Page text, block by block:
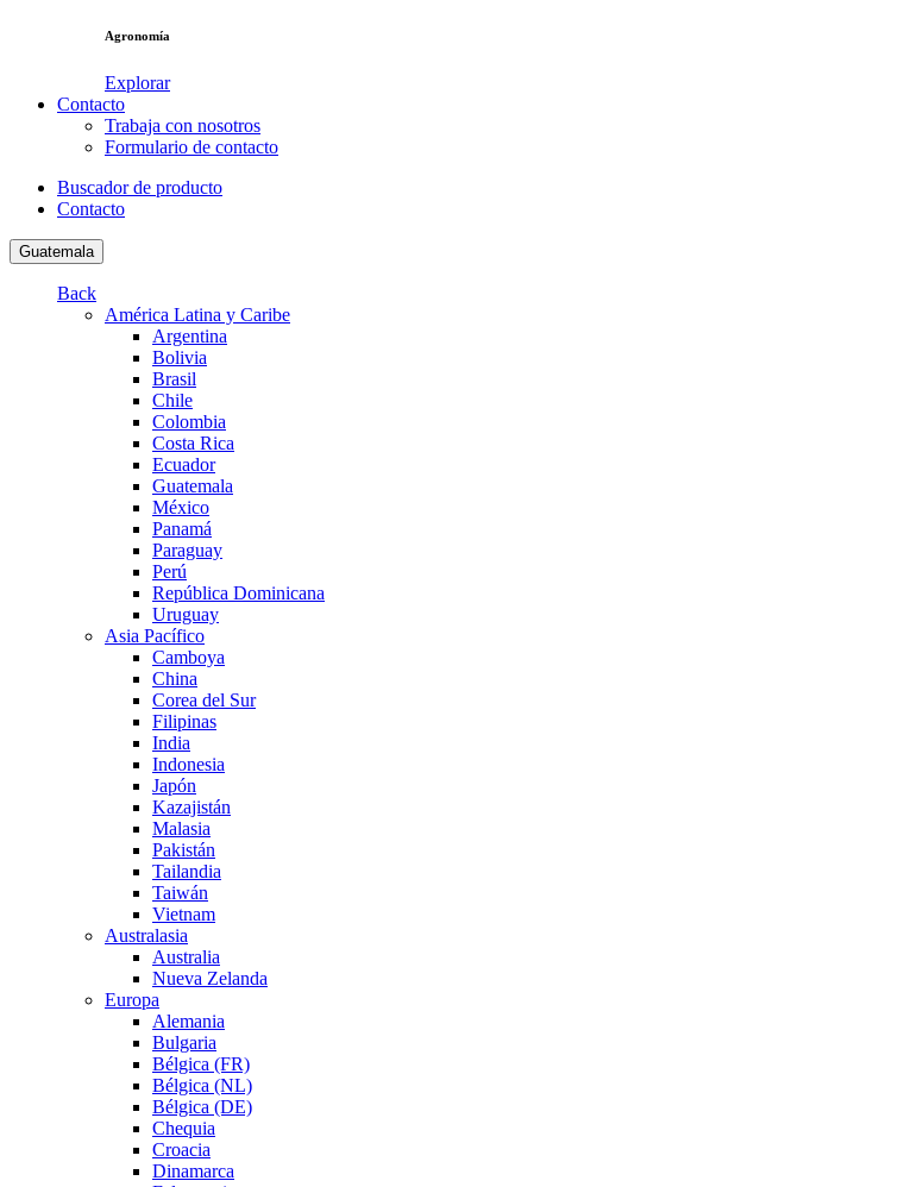
Agronomía
Explorar
Contacto
Trabaja con nosotros
Formulario de contacto
Buscador de producto
Contacto
Guatemala
Back
América Latina y Caribe
Argentina
Bolivia
Brasil
Chile
Colombia
Costa Rica
Ecuador
Guatemala
México
Panamá
Paraguay
Perú
República Dominicana
Uruguay
Asia Pacífico
Camboya
China
Corea del Sur
Filipinas
India
Indonesia
Japón
Kazajistán
Malasia
Pakistán
Tailandia
Taiwán
Vietnam
Australasia
Australia
Nueva Zelanda
Europa
Alemania
Bulgaria
Bélgica (FR)
Bélgica (NL)
Bélgica (DE)
Chequia
Croacia
Dinamarca